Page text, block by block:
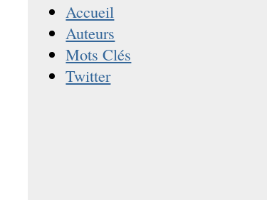
Accueil
Auteurs
Mots Clés
Twitter